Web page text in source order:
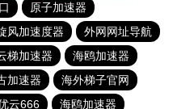
原子加速器
风加速度器
外网网址导航
梯加速器
海鸥加速器
加速器
海外梯子官网
云666 海鸥加速器